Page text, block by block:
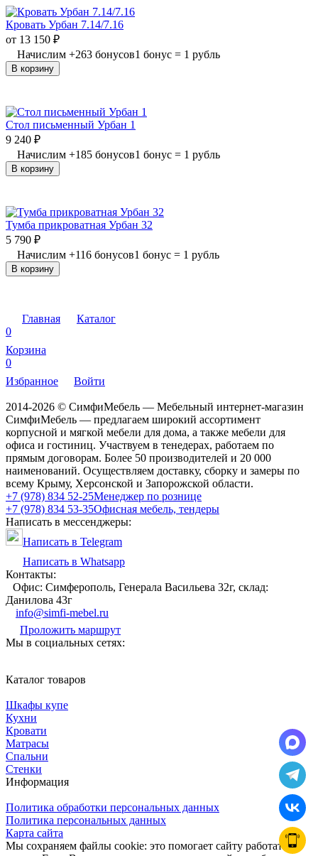
Кровать Урбан 7.14/7.16
от 13 150 ₽
Начислим +263 бонусов1 бонус = 1 рубль
В корзину
Стол письменный Урбан 1
9 240 ₽
Начислим +185 бонусов1 бонус = 1 рубль
В корзину
Тумба прикроватная Урбан 32
5 790 ₽
Начислим +116 бонусов1 бонус = 1 рубль
В корзину
Главная
Каталог
0
Корзина
0
Избранное
Войти
2014-2026 © СимфиМебель — Мебельный интернет-магазин
СимфиМебель — предлагаем широкий ассортимент
корпусной и мягкой мебели для дома, а также мебели для
офиса и гостиниц. Участвуем в тенедерах, работаем по
прямым договорам. Более 50 производителей и 20 000
наименований. Осуществляем доставку, сборку и замеры по
всему Крыму, Херсонской и Запорожской области.
+7 (978) 834 52-25Менеджер по рознице
+7 (978) 834 53-35Офисная мебель, тендеры
Написать в мессенджеры:
Написать в Telegram
Написать в Whatsapp
Контакты:
Офис: Симферополь, Генерала Васильева 32г, склад:
Данилова 43г
info@simfi-mebel.ru
Проложить маршрут
Мы в социальных сетях:
Каталог товаров
Шкафы купе
Кухни
Кровати
Матрасы
Cпальни
Стенки
Информация
Политика обработки персональных данных
Политика персональных данных
Карта сайта
Мы сохраняем файлы cookie: это помогает сайту работать